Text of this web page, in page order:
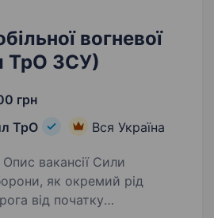
вогневої
ТрО ЗСУ)
грн
ТрО
Вся Україна
як окремий рід
від початку